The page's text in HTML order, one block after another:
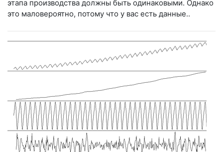
этапа производства должны быть одинаковыми. Однако
это маловероятно, потому что у вас есть данные..